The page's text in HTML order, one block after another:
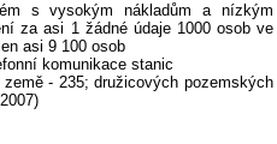
s vysokým nákladům a nízkým
za asi 1 žádné údaje 1000 osob ve
asi 9 100 osob
komunikace stanic
země - 235; družicových pozemských